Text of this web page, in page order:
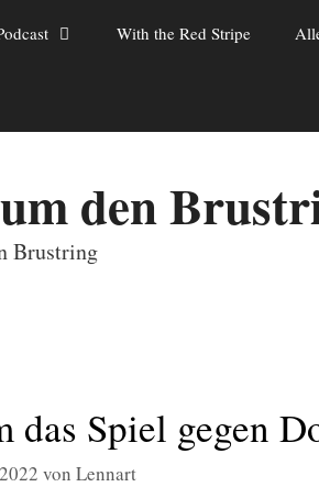
With the Red Stripe
den
das Spiel gegen
von Lennart